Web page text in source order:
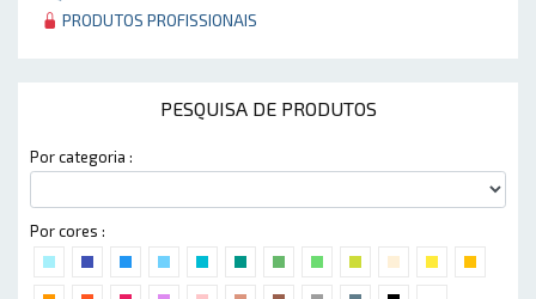
PRODUTOS PROFISSIONAIS
PESQUISA DE PRODUTOS
Por categoria :
Por cores :